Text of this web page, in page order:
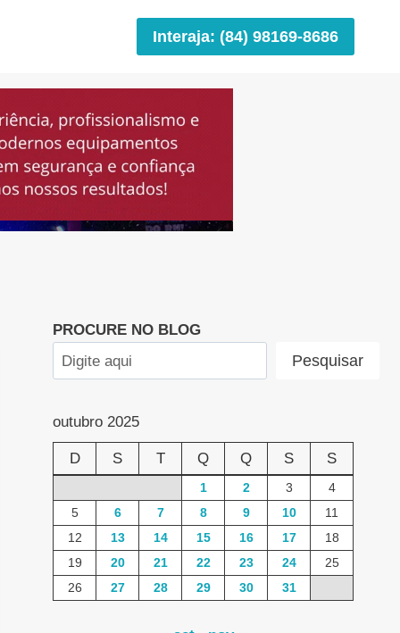
Interaja: (84) 98169-8686
PROCURE NO BLOG
Pesquisar
outubro 2025
D S T Q Q S S
1 2 3
4
5
6 7 8 9 10
11
12
13 14 15 16 17
18
19
20 21 22 23 24
25
26
27 28 29 30 31